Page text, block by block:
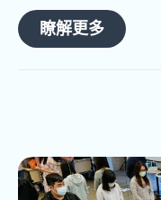
瞭解更多